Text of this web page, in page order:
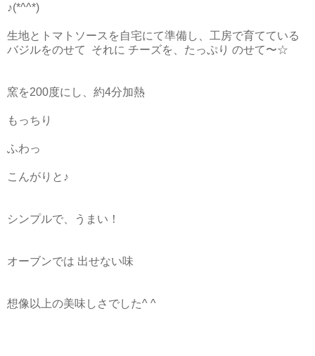
♪(*^^*)
生地とトマトソースを自宅にて準備し、工房で育てている
バジルをのせて それに チーズを、たっぷり のせて〜☆
窯を200度にし、約4分加熱
もっちり
ふわっ
こんがりと♪
シンプルで、うまい！
オーブンでは 出せない味
想像以上の美味しさでした^ ^